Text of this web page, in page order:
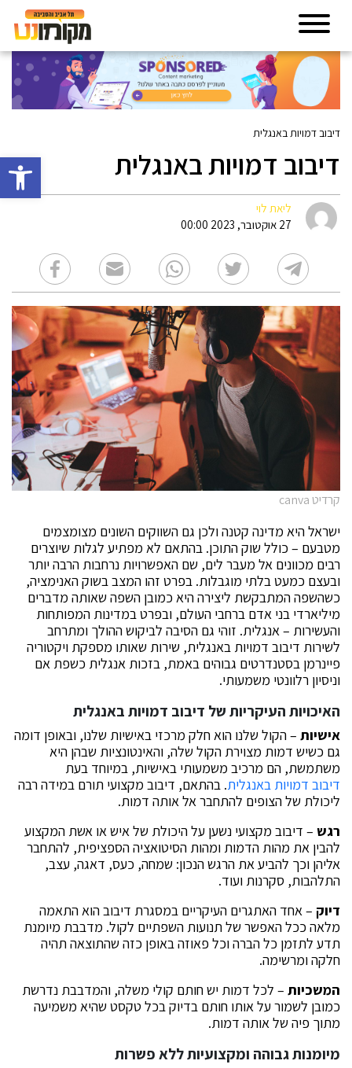
פתח
דיבוב דמויות באנגלית
דיבוב דמויות באנגלית
ליאת לוי
27 אוקטובר, 2023 00:00
קרדיט canva
ישראל היא מדינה קטנה ולכן גם השווקים השונים מצומצמים
מטבעם – כולל שוק התוכן. בהתאם לא מפתיע לגלות שיוצרים
רבים מכוונים אל מעבר לים, שם האפשרויות נרחבות הרבה יותר
ובעצם כמעט בלתי מוגבלות. בפרט זהו המצב בשוק האנימציה,
כשהשפה המתבקשת ליצירה היא כמובן השפה שאותה מדברים
מיליארדי בני אדם ברחבי העולם, ובפרט במדינות המפותחות
והעשירות – אנגלית. זוהי גם הסיבה לביקוש ההולך ומתרחב
לשירות דיבוב דמויות באנגלית, שירות שאותו מספקת ויקטוריה
פיינרמן בסטנדרטים גבוהים באמת, בזכות אנגלית כשפת אם
וניסיון רלוונטי משמעותי.
האיכויות העיקריות של דיבוב דמויות באנגלית
אישיות – הקול שלנו הוא חלק מרכזי באישיות שלנו, ובאופן דומה
גם כשיש דמות מצוירת הקול שלה, והאינטונציות שבהן היא
משתמשת, הם מרכיב משמעותי באישיות, במיוחד בעת
דיבוב דמויות באנגלית. בהתאם, דיבוב מקצועי תורם במידה רבה
ליכולת של הצופים להתחבר אל אותה דמות.
רגש – דיבוב מקצועי נשען על היכולת של איש או אשת המקצוע
להבין את מהות הדמות ומהות הסיטואציה הספציפית, להתחבר
אליהן וכך להביע את הרגש הנכון: שמחה, כעס, דאגה, עצב,
התלהבות, סקרנות ועוד.
דיוק – אחד האתגרים העיקריים במסגרת דיבוב הוא התאמה
מלאה ככל האפשר של תנועות השפתיים לקול. מדבבת מיומנת
תדע לתזמן כל הברה וכל פאוזה באופן כזה שהתוצאה תהיה
חלקה ומרשימה.
המשכיות – לכל דמות יש חותם קולי משלה, והמדבבת נדרשת
כמובן לשמור על אותו חותם בדיוק בכל טקסט שהיא משמיעה
מתוך פיה של אותה דמות.
מיומנות גבוהה ומקצועיות ללא פשרות